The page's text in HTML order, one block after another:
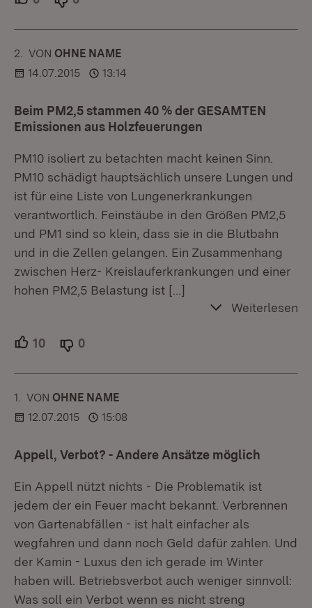
2. KOMMENTAR
VON :OHNE NAME
14.07.2015
13:14
Beim PM2,5 stammen 40 % der GESAMTEN
Emissionen aus Holzfeuerungen
PM10 isoliert zu betachten macht keinen Sinn.
PM10 schädigt hauptsächlich unsere Lungen und
ist für eine Liste von Lungenerkrankungen
verantwortlich. Feinstäube in den Größen PM2,5
und PM1 sind so klein, dass sie in die Blutbahn
und in die Zellen gelangen. Ein Zusammenhang
zwischen Herz- Kreislauferkrankungen und einer
hohen PM2,5 Belastung ist […]
Weiterlesen
10 Unterstützer.
0
1. KOMMENTAR
VON :OHNE NAME
12.07.2015
15:08
Appell, Verbot? - Andere Ansätze möglich
Ein Appell nützt nichts - Die Problematik ist
jedem der ein Feuer macht bekannt. Verbrennen
von Gartenabfällen - ist halt einfacher als
wegfahren und dann noch Geld dafür zahlen. Und
der Kamin - Luxus den ich gerade im Winter
haben will. Betriebsverbot auch weniger sinnvoll:
Was soll ein Verbot wenn es nicht streng